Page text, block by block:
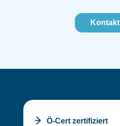
Kontakt
Ö-Cert zertifiziert